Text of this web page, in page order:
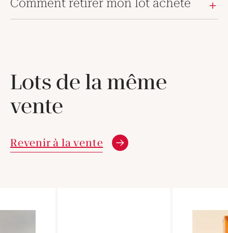
Comment retirer mon lot acheté
Lots de la même
vente
Revenir à la vente